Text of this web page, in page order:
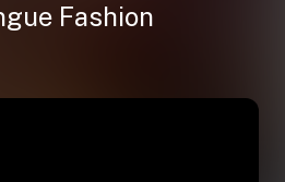
Fashion